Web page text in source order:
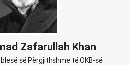
Zafarullah Khan
së Përgjithshme të OKB-së